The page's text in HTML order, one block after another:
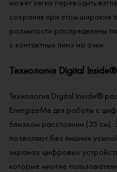
может легко переводить
сохраняя при этом широкие
размытости распределены
с контактных линз на очки.
Технология Digital
Технология Digital Inside®
EnergizeMe для работы с
близком расстоянии (35
позволяют без лишних
экранах цифровых
которые многие